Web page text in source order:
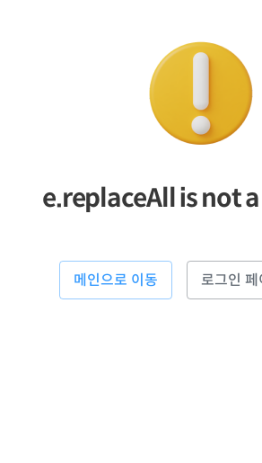
e.replaceAll is not
메인으로 이동 로그인